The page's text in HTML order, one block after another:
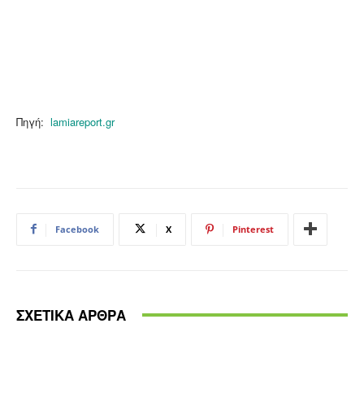
Πηγή: lamiareport.gr
Facebook X Pinterest
ΣΧΕΤΙΚΑ ΑΡΘΡΑ